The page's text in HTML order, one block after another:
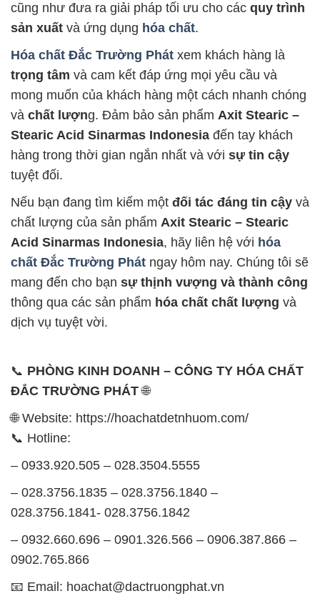
cũng như đưa ra giải pháp tối ưu cho các quy trình
sản xuất và ứng dụng hóa chất.
Hóa chất Đắc Trường Phát xem khách hàng là
trọng tâm và cam kết đáp ứng mọi yêu cầu và
mong muốn của khách hàng một cách nhanh chóng
và chất lượng. Đảm bảo sản phẩm Axit Stearic –
Stearic Acid Sinarmas Indonesia đến tay khách
hàng trong thời gian ngắn nhất và với sự tin cậy
tuyệt đối.
Nếu bạn đang tìm kiếm một đối tác đáng tin cậy và
chất lượng của sản phẩm Axit Stearic – Stearic
Acid Sinarmas Indonesia, hãy liên hệ với hóa
chất Đắc Trường Phát ngay hôm nay. Chúng tôi sẽ
mang đến cho bạn sự thịnh vượng và thành công
thông qua các sản phẩm hóa chất chất lượng và
dịch vụ tuyệt vời.
📞 PHÒNG KINH DOANH – CÔNG TY HÓA CHẤT
ĐẮC TRƯỜNG PHÁT🌐
🌐 Website: https://hoachatdetnhuom.com/
📞 Hotline:
– 0933.920.505 – 028.3504.5555
– 028.3756.1835 – 028.3756.1840 –
028.3756.1841- 028.3756.1842
– 0932.660.696 – 0901.326.566 – 0906.387.866 –
0902.765.866
📧 Email: hoachat@dactruongphat.vn